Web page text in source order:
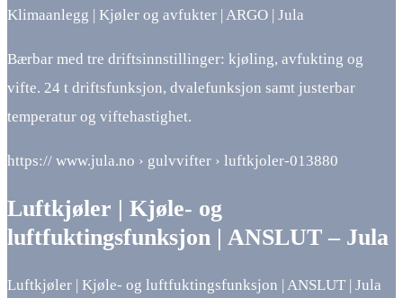
Klimaanlegg | Kjøler og avfukter | ARGO | Jula
Bærbar med tre driftsinnstillinger: kjøling, avfukting og
vifte. 24 t driftsfunksjon, dvalefunksjon samt justerbar
temperatur og viftehastighet.
https:// www.jula.no › gulvvifter › luftkjoler-013880
Luftkjøler | Kjøle- og
luftfuktingsfunksjon | ANSLUT – Jula
Luftkjøler | Kjøle- og luftfuktingsfunksjon | ANSLUT | Jula